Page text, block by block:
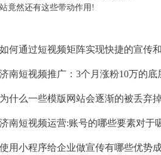
竟然还有这些带动作用!
如何通过短视频矩阵实现快捷的宣传
济南短视频推广：3个月涨粉10万的底
为什么一些模版网站会逐渐的被丢弃
济南短视频运营:账号的哪些要素对于吸引
使用小程序给企业做宣传有哪些优势